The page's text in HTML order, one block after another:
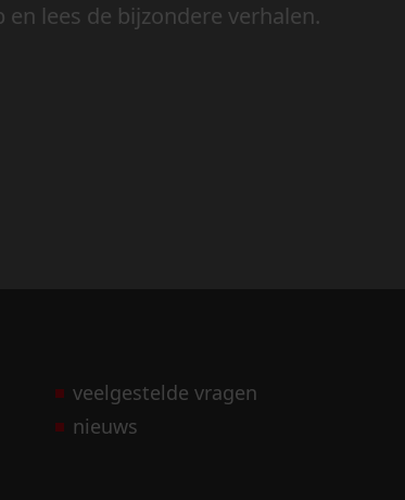
lees de bijzondere verhalen.
veelgestelde vragen
nieuws